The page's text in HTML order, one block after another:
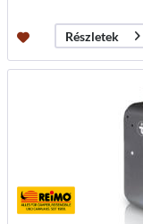
Részletek